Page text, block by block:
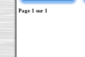
Page 1 sur 1